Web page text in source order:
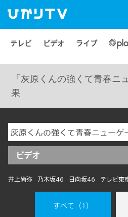
テレビ ビデオ ライブ
「灰原くんの強くて青春ニ
果
ビデオ
井上尚弥 乃木坂46 日向坂46 テレビ東
すべて （1）